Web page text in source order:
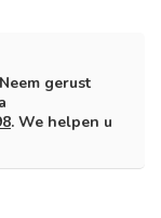
gerust
. We helpen u